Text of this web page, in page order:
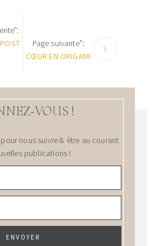
Page suivante":
CŒUR EN ORIGAMI
VOUS !
nous suivre & être au courant
publications !